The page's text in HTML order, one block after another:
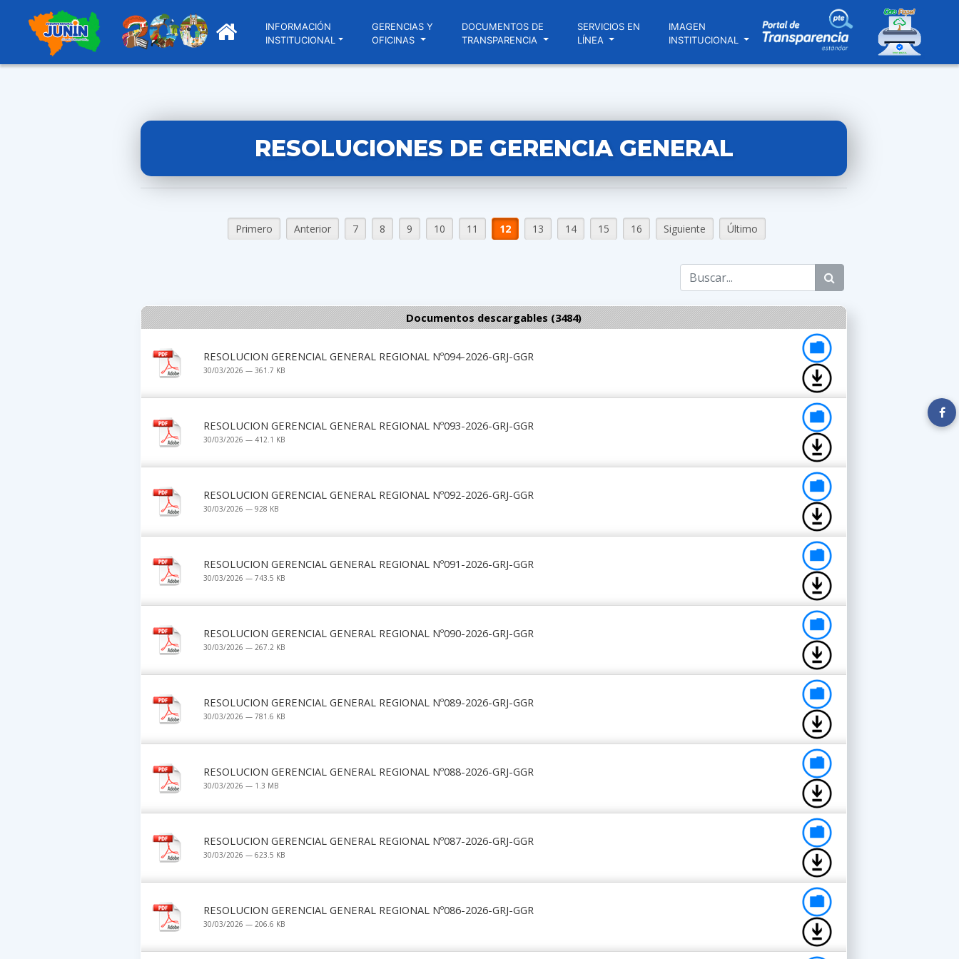
INFORMACIÓN
INSTITUCIONAL
GERENCIAS Y
OFICINAS
DOCUMENTOS DE
TRANSPARENCIA
SERVICIOS EN
LÍNEA
IMAGEN
INSTITUCIONAL
RESOLUCIONES DE GERENCIA GENERAL
Primero Anterior 7 8 9 10 11 12 13 14 15 16 Siguiente Último
Documentos descargables (3484)
RESOLUCION GERENCIAL GENERAL REGIONAL Nº094-2026-GRJ-GGR
30/03/2026 — 361.7 KB
RESOLUCION GERENCIAL GENERAL REGIONAL Nº093-2026-GRJ-GGR
30/03/2026 — 412.1 KB
RESOLUCION GERENCIAL GENERAL REGIONAL Nº092-2026-GRJ-GGR
30/03/2026 — 928 KB
RESOLUCION GERENCIAL GENERAL REGIONAL Nº091-2026-GRJ-GGR
30/03/2026 — 743.5 KB
RESOLUCION GERENCIAL GENERAL REGIONAL Nº090-2026-GRJ-GGR
30/03/2026 — 267.2 KB
RESOLUCION GERENCIAL GENERAL REGIONAL Nº089-2026-GRJ-GGR
30/03/2026 — 781.6 KB
RESOLUCION GERENCIAL GENERAL REGIONAL Nº088-2026-GRJ-GGR
30/03/2026 — 1.3 MB
RESOLUCION GERENCIAL GENERAL REGIONAL Nº087-2026-GRJ-GGR
30/03/2026 — 623.5 KB
RESOLUCION GERENCIAL GENERAL REGIONAL Nº086-2026-GRJ-GGR
30/03/2026 — 206.6 KB